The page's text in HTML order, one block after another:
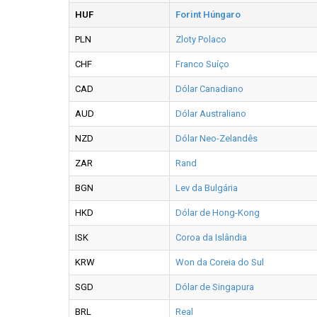
HUF Forint Húngaro
PLN Zloty Polaco
CHF Franco Suíço
CAD Dólar Canadiano
AUD Dólar Australiano
NZD Dólar Neo-Zelandês
ZAR Rand
BGN Lev da Bulgária
HKD Dólar de Hong-Kong
ISK Coroa da Islândia
KRW Won da Coreia do Sul
SGD Dólar de Singapura
BRL Real